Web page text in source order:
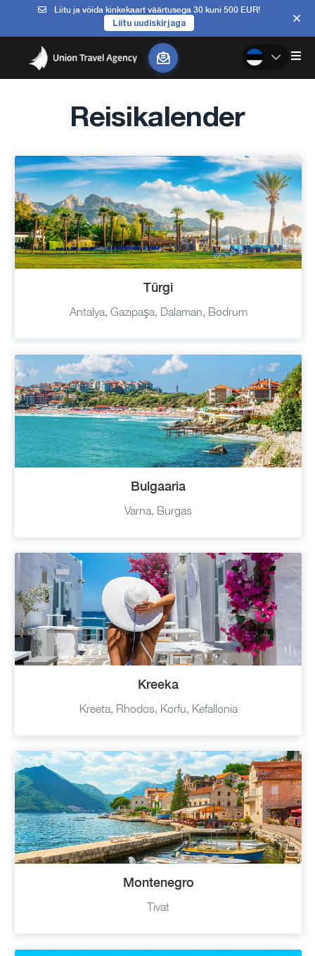
Liitu ja võida kinkekaart väärtusega 30 kuni 500 EUR!
Liitu uudiskirjaga
Reisikalender
Türgi
Antalya, Gazipaşa, Dalaman, Bodrum
Bulgaaria
Varna, Burgas
Kreeka
Kreeta, Rhodos, Korfu, Kefallonia
Montenegro
Tivat